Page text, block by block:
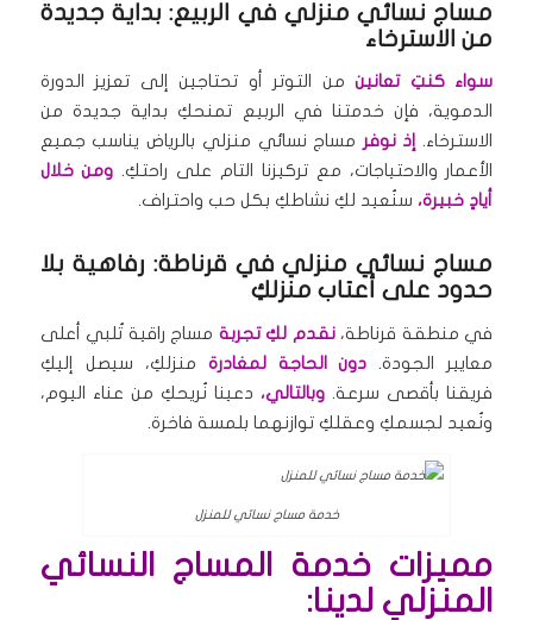
مساج نسائي منزلي في الربيع: بداية جديدة
من الاسترخاء
سواء كنتِ تعانينمن التوتر أو تحتاجين إلى تعزيز الدورة
الدموية، فإن خدمتنا في الربيع تمنحكِ بداية جديدة من
الاسترخاء. إذ نوفر مساج نسائي منزلي بالرياض يناسب جميع
الأعمار والاحتياجات، مع تركيزنا التام على راحتكِ. ومن خلال
أيادٍ خبيرة،سنُعيد لكِ نشاطكِ بكل حب واحتراف.
مساج نسائي منزلي في قرناطة: رفاهية بلا
حدود على أعتاب منزلكِ
في منطقة قرناطة،نقدم لكِ تجربة مساج راقية تُلبي أعلى
معايير الجودة. دون الحاجة لمغادرة منزلكِ، سيصل إليكِ
فريقنا بأقصى سرعة. وبالتالي، دعينا نُريحكِ من عناء اليوم،
ونُعيد لجسمكِ وعقلكِ توازنهما بلمسة فاخرة.
خدمة مساج نسائي للمنزل
مميزات خدمة المساج النسائي
المنزلي لدينا: